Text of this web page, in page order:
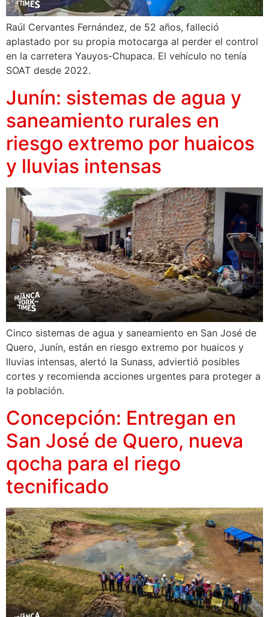
Raúl Cervantes Fernández, de 52 años, falleció
aplastado por su propia motocarga al perder el control
en la carretera Yauyos-Chupaca. El vehículo no tenía
SOAT desde 2022.
Junín: sistemas de agua y
saneamiento rurales en
riesgo extremo por huaicos
y lluvias intensas
Cinco sistemas de agua y saneamiento en San José de
Quero, Junín, están en riesgo extremo por huaicos y
lluvias intensas, alertó la Sunass, adviertió posibles
cortes y recomienda acciones urgentes para proteger a
la población.
Concepción: Entregan en
San José de Quero, nueva
qocha para el riego
tecnificado